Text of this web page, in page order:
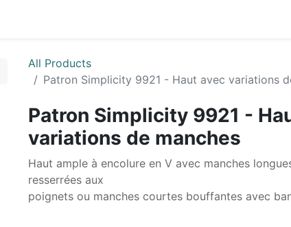
All Products
Patron Simplicity 9921 - Haut avec variations
Patron Simplicity 9921 -
variations de manches
Haut ample à encolure en V avec manches
resserrées aux
poignets ou manches courtes bouffantes avec